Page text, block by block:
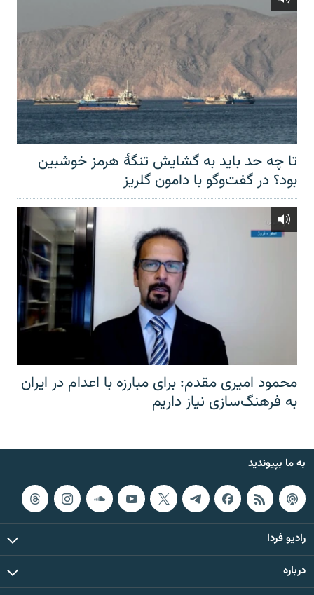
تا چه حد باید به گشایش تنگهٔ هرمز خوشبین
بود؟ در گفت‌وگو با دامون گلریز
محمود امیری مقدم: برای مبارزه با اعدام در ایران
به فرهنگ‌سازی نیاز داریم
به ما بپیوندید
رادیو فردا
درباره